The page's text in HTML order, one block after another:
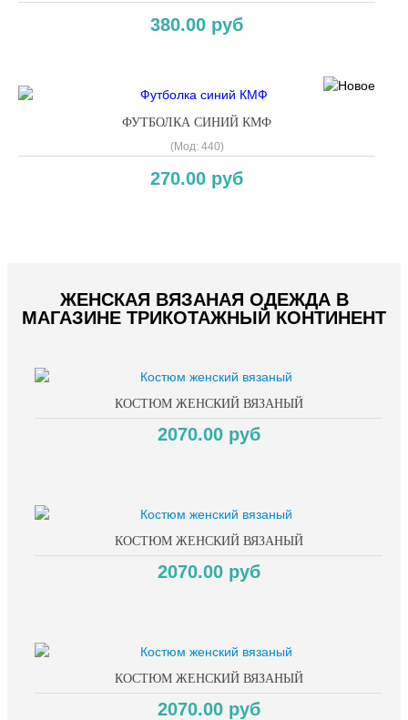
380.00 руб
ФУТБОЛКА СИНИЙ КМФ
(Мод: 440)
270.00 руб
ЖЕНСКАЯ ВЯЗАНАЯ ОДЕЖДА В
МАГАЗИНЕ ТРИКОТАЖНЫЙ КОНТИНЕНТ
КОСТЮМ ЖЕНСКИЙ ВЯЗАНЫЙ
2070.00 руб
КОСТЮМ ЖЕНСКИЙ ВЯЗАНЫЙ
2070.00 руб
КОСТЮМ ЖЕНСКИЙ ВЯЗАНЫЙ
2070.00 руб